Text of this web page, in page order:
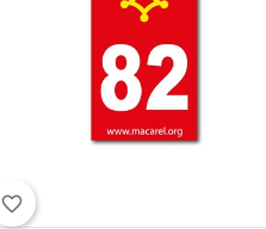
favorite_border